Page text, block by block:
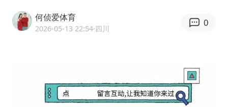
何侦爱体育
2026-05-13 22:54·四川
0